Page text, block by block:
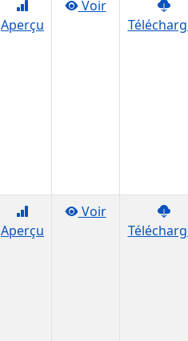
Aperçu
Voir
Aperçu
Voir